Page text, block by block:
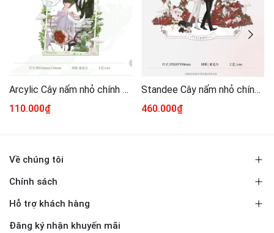
Arcylic Cây nấm nhỏ chính hãng mẫu 5
110.000₫
Standee Cây nấm nhỏ chính hãng 32
460.000₫
Về chúng tôi
Chính sách
Hỗ trợ khách hàng
Đăng ký nhận khuyến mãi